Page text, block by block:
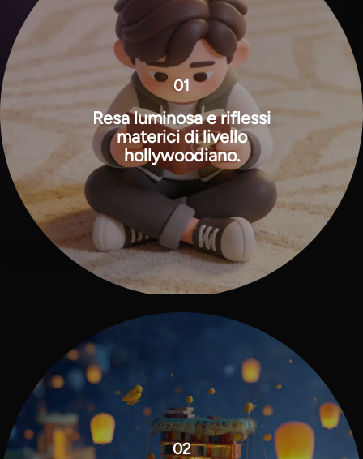
View all tools
01
Resa luminosa e riflessi
materici di livello
hollywoodiano.
02